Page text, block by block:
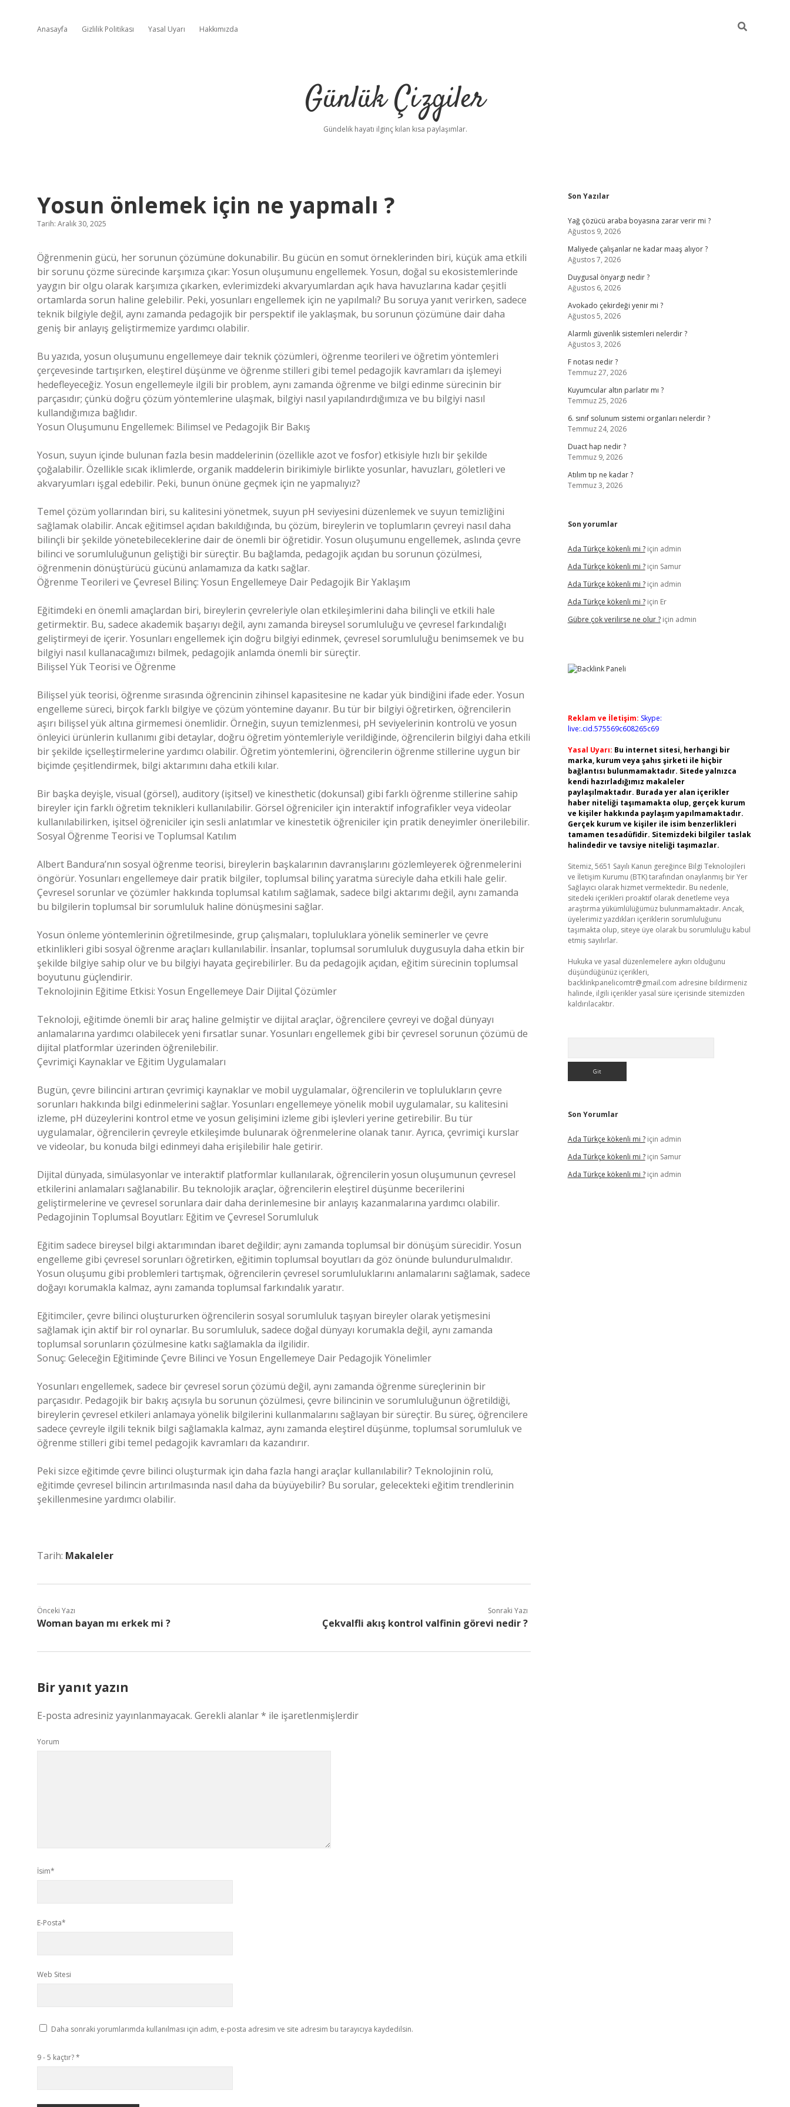
Anasayfa Gizlilik Politikası Yasal Uyarı Hakkımızda
Günlük Çizgiler
Gündelik hayatı ilginç kılan kısa paylaşımlar.
Yosun önlemek için ne yapmalı ?
Tarih: Aralık 30, 2025
Öğrenmenin gücü, her sorunun çözümüne dokunabilir. Bu gücün en somut örneklerinden biri, küçük ama etkili
bir sorunu çözme sürecinde karşımıza çıkar: Yosun oluşumunu engellemek. Yosun, doğal su ekosistemlerinde
yaygın bir olgu olarak karşımıza çıkarken, evlerimizdeki akvaryumlardan açık hava havuzlarına kadar çeşitli
ortamlarda sorun haline gelebilir. Peki, yosunları engellemek için ne yapılmalı? Bu soruya yanıt verirken, sadece
teknik bilgiyle değil, aynı zamanda pedagojik bir perspektif ile yaklaşmak, bu sorunun çözümüne dair daha
geniş bir anlayış geliştirmemize yardımcı olabilir.
Bu yazıda, yosun oluşumunu engellemeye dair teknik çözümleri, öğrenme teorileri ve öğretim yöntemleri
çerçevesinde tartışırken, eleştirel düşünme ve öğrenme stilleri gibi temel pedagojik kavramları da işlemeyi
hedefleyeceğiz. Yosun engellemeyle ilgili bir problem, aynı zamanda öğrenme ve bilgi edinme sürecinin bir
parçasıdır; çünkü doğru çözüm yöntemlerine ulaşmak, bilgiyi nasıl yapılandırdığımıza ve bu bilgiyi nasıl
kullandığımıza bağlıdır.
Yosun Oluşumunu Engellemek: Bilimsel ve Pedagojik Bir Bakış
Yosun, suyun içinde bulunan fazla besin maddelerinin (özellikle azot ve fosfor) etkisiyle hızlı bir şekilde
çoğalabilir. Özellikle sıcak iklimlerde, organik maddelerin birikimiyle birlikte yosunlar, havuzları, göletleri ve
akvaryumları işgal edebilir. Peki, bunun önüne geçmek için ne yapmalıyız?
Temel çözüm yollarından biri, su kalitesini yönetmek, suyun pH seviyesini düzenlemek ve suyun temizliğini
sağlamak olabilir. Ancak eğitimsel açıdan bakıldığında, bu çözüm, bireylerin ve toplumların çevreyi nasıl daha
bilinçli bir şekilde yönetebileceklerine dair de önemli bir öğretidir. Yosun oluşumunu engellemek, aslında çevre
bilinci ve sorumluluğunun geliştiği bir süreçtir. Bu bağlamda, pedagojik açıdan bu sorunun çözülmesi,
öğrenmenin dönüştürücü gücünü anlamamıza da katkı sağlar.
Öğrenme Teorileri ve Çevresel Bilinç: Yosun Engellemeye Dair Pedagojik Bir Yaklaşım
Eğitimdeki en önemli amaçlardan biri, bireylerin çevreleriyle olan etkileşimlerini daha bilinçli ve etkili hale
getirmektir. Bu, sadece akademik başarıyı değil, aynı zamanda bireysel sorumluluğu ve çevresel farkındalığı
geliştirmeyi de içerir. Yosunları engellemek için doğru bilgiyi edinmek, çevresel sorumluluğu benimsemek ve bu
bilgiyi nasıl kullanacağımızı bilmek, pedagojik anlamda önemli bir süreçtir.
Bilişsel Yük Teorisi ve Öğrenme
Bilişsel yük teorisi, öğrenme sırasında öğrencinin zihinsel kapasitesine ne kadar yük bindiğini ifade eder. Yosun
engelleme süreci, birçok farklı bilgiye ve çözüm yöntemine dayanır. Bu tür bir bilgiyi öğretirken, öğrencilerin
aşırı bilişsel yük altına girmemesi önemlidir. Örneğin, suyun temizlenmesi, pH seviyelerinin kontrolü ve yosun
önleyici ürünlerin kullanımı gibi detaylar, doğru öğretim yöntemleriyle verildiğinde, öğrencilerin bilgiyi daha etkili
bir şekilde içselleştirmelerine yardımcı olabilir. Öğretim yöntemlerini, öğrencilerin öğrenme stillerine uygun bir
biçimde çeşitlendirmek, bilgi aktarımını daha etkili kılar.
Bir başka deyişle, visual (görsel), auditory (işitsel) ve kinesthetic (dokunsal) gibi farklı öğrenme stillerine sahip
bireyler için farklı öğretim teknikleri kullanılabilir. Görsel öğreniciler için interaktif infografikler veya videolar
kullanılabilirken, işitsel öğreniciler için sesli anlatımlar ve kinestetik öğreniciler için pratik deneyimler önerilebilir.
Sosyal Öğrenme Teorisi ve Toplumsal Katılım
Albert Bandura’nın sosyal öğrenme teorisi, bireylerin başkalarının davranışlarını gözlemleyerek öğrenmelerini
öngörür. Yosunları engellemeye dair pratik bilgiler, toplumsal bilinç yaratma süreciyle daha etkili hale gelir.
Çevresel sorunlar ve çözümler hakkında toplumsal katılım sağlamak, sadece bilgi aktarımı değil, aynı zamanda
bu bilgilerin toplumsal bir sorumluluk haline dönüşmesini sağlar.
Yosun önleme yöntemlerinin öğretilmesinde, grup çalışmaları, topluluklara yönelik seminerler ve çevre
etkinlikleri gibi sosyal öğrenme araçları kullanılabilir. İnsanlar, toplumsal sorumluluk duygusuyla daha etkin bir
şekilde bilgiye sahip olur ve bu bilgiyi hayata geçirebilirler. Bu da pedagojik açıdan, eğitim sürecinin toplumsal
boyutunu güçlendirir.
Teknolojinin Eğitime Etkisi: Yosun Engellemeye Dair Dijital Çözümler
Teknoloji, eğitimde önemli bir araç haline gelmiştir ve dijital araçlar, öğrencilere çevreyi ve doğal dünyayı
anlamalarına yardımcı olabilecek yeni fırsatlar sunar. Yosunları engellemek gibi bir çevresel sorunun çözümü de
dijital platformlar üzerinden öğrenilebilir.
Çevrimiçi Kaynaklar ve Eğitim Uygulamaları
Bugün, çevre bilincini artıran çevrimiçi kaynaklar ve mobil uygulamalar, öğrencilerin ve toplulukların çevre
sorunları hakkında bilgi edinmelerini sağlar. Yosunları engellemeye yönelik mobil uygulamalar, su kalitesini
izleme, pH düzeylerini kontrol etme ve yosun gelişimini izleme gibi işlevleri yerine getirebilir. Bu tür
uygulamalar, öğrencilerin çevreyle etkileşimde bulunarak öğrenmelerine olanak tanır. Ayrıca, çevrimiçi kurslar
ve videolar, bu konuda bilgi edinmeyi daha erişilebilir hale getirir.
Dijital dünyada, simülasyonlar ve interaktif platformlar kullanılarak, öğrencilerin yosun oluşumunun çevresel
etkilerini anlamaları sağlanabilir. Bu teknolojik araçlar, öğrencilerin eleştirel düşünme becerilerini
geliştirmelerine ve çevresel sorunlara dair daha derinlemesine bir anlayış kazanmalarına yardımcı olabilir.
Pedagojinin Toplumsal Boyutları: Eğitim ve Çevresel Sorumluluk
Eğitim sadece bireysel bilgi aktarımından ibaret değildir; aynı zamanda toplumsal bir dönüşüm sürecidir. Yosun
engelleme gibi çevresel sorunları öğretirken, eğitimin toplumsal boyutları da göz önünde bulundurulmalıdır.
Yosun oluşumu gibi problemleri tartışmak, öğrencilerin çevresel sorumluluklarını anlamalarını sağlamak, sadece
doğayı korumakla kalmaz, aynı zamanda toplumsal farkındalık yaratır.
Eğitimciler, çevre bilinci oluştururken öğrencilerin sosyal sorumluluk taşıyan bireyler olarak yetişmesini
sağlamak için aktif bir rol oynarlar. Bu sorumluluk, sadece doğal dünyayı korumakla değil, aynı zamanda
toplumsal sorunların çözülmesine katkı sağlamakla da ilgilidir.
Sonuç: Geleceğin Eğitiminde Çevre Bilinci ve Yosun Engellemeye Dair Pedagojik Yönelimler
Yosunları engellemek, sadece bir çevresel sorun çözümü değil, aynı zamanda öğrenme süreçlerinin bir
parçasıdır. Pedagojik bir bakış açısıyla bu sorunun çözülmesi, çevre bilincinin ve sorumluluğunun öğretildiği,
bireylerin çevresel etkileri anlamaya yönelik bilgilerini kullanmalarını sağlayan bir süreçtir. Bu süreç, öğrencilere
sadece çevreyle ilgili teknik bilgi sağlamakla kalmaz, aynı zamanda eleştirel düşünme, toplumsal sorumluluk ve
öğrenme stilleri gibi temel pedagojik kavramları da kazandırır.
Peki sizce eğitimde çevre bilinci oluşturmak için daha fazla hangi araçlar kullanılabilir? Teknolojinin rolü,
eğitimde çevresel bilincin artırılmasında nasıl daha da büyüyebilir? Bu sorular, gelecekteki eğitim trendlerinin
şekillenmesine yardımcı olabilir.
Tarih: Makaleler
Önceki Yazı
Woman bayan mı erkek mi ?
Sonraki Yazı
Çekvalfli akış kontrol valfinin görevi nedir ?
Bir yanıt yazın
E-posta adresiniz yayınlanmayacak. Gerekli alanlar* ile işaretlenmişlerdir
Yorum
İsim*
E-Posta*
Web Sitesi
Daha sonraki yorumlarımda kullanılması için adım, e-posta adresim ve site adresim bu tarayıcıya kaydedilsin.
9 - 5 kaçtır?*
Sidebar
Son Yazılar
Yağ çözücü araba boyasına zarar verir mi ?
Ağustos 9, 2026
Maliyede çalışanlar ne kadar maaş alıyor ?
Ağustos 7, 2026
Duygusal önyargı nedir ?
Ağustos 6, 2026
Avokado çekirdeği yenir mi ?
Ağustos 5, 2026
Alarmlı güvenlik sistemleri nelerdir ?
Ağustos 3, 2026
F notası nedir ?
Temmuz 27, 2026
Kuyumcular altın parlatır mı ?
Temmuz 25, 2026
6. sınıf solunum sistemi organları nelerdir ?
Temmuz 24, 2026
Duact hap nedir ?
Temmuz 9, 2026
Atılım tıp ne kadar ?
Temmuz 3, 2026
Son yorumlar
Ada Türkçe kökenli mi ?için admin
Ada Türkçe kökenli mi ?için Samur
Ada Türkçe kökenli mi ?için admin
Ada Türkçe kökenli mi ?için Er
Gübre çok verilirse ne olur ?için admin
Reklam ve İletişim: Skype:
live:.cid.575569c608265c69
Yasal Uyarı: Bu internet sitesi, herhangi bir
marka, kurum veya şahıs şirketi ile hiçbir
bağlantısı bulunmamaktadır. Sitede yalnızca
kendi hazırladığımız makaleler
paylaşılmaktadır. Burada yer alan içerikler
haber niteliği taşımamakta olup, gerçek kurum
ve kişiler hakkında paylaşım yapılmamaktadır.
Gerçek kurum ve kişiler ile isim benzerlikleri
tamamen tesadüfidir. Sitemizdeki bilgiler taslak
halindedir ve tavsiye niteliği taşımazlar.
Sitemiz, 5651 Sayılı Kanun gereğince Bilgi Teknolojileri
ve İletişim Kurumu (BTK) tarafından onaylanmış bir Yer
Sağlayıcı olarak hizmet vermektedir. Bu nedenle,
sitedeki içerikleri proaktif olarak denetleme veya
araştırma yükümlülüğümüz bulunmamaktadır. Ancak,
üyelerimiz yazdıkları içeriklerin sorumluluğunu
taşımakta olup, siteye üye olarak bu sorumluluğu kabul
etmiş sayılırlar.
Hukuka ve yasal düzenlemelere aykırı olduğunu
düşündüğünüz içerikleri,
backlinkpanelicomtr@gmail.com adresine bildirmeniz
halinde, ilgili içerikler yasal süre içerisinde sitemizden
kaldırılacaktır.
Son Yorumlar
Ada Türkçe kökenli mi ?için admin
Ada Türkçe kökenli mi ?için Samur
Ada Türkçe kökenli mi ?için admin